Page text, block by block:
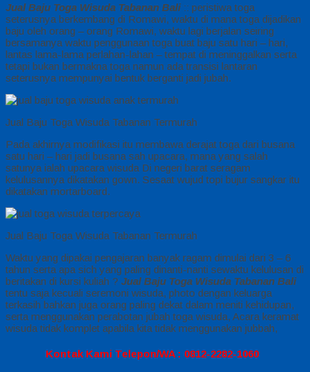
Jual Baju Toga Wisuda Tabanan Bali:: peristiwa toga
seterusnya berkembang di Romawi, waktu di mana toga dijadikan
baju oleh orang – orang Romawi, waktu lagi berjalan seiring
bersamanya waktu penggunaan toga buat baju satu hari – hari,
lantas lama-lama perlahan-lahan – tempat di meninggalkan serta
tetapi bukan bermakna toga namun ada transisi lantaran
seterusnya mempunyai bentuk berganti jadi jubah.
Jual Baju Toga Wisuda Tabanan Termurah
Pada akhirnya modifikasi itu membawa derajat toga dari busana
satu hari – hari jadi busana sah upacara, mana yang salah
satunya ialah upacara wisuda Di negeri barat seragam
kelulusannya dikatakan gown. Sesaat wujud topi bujur sangkar itu
dikatakan mortarboard.
Jual Baju Toga Wisuda Tabanan Termurah
Waktu yang dipakai pengajaran banyak ragam dimulai dari 3 – 6
tahun serta apa sich yang paling dinanti-nanti sewaktu kelulusan di
beritakan di kursi kuliah ? Jual Baju Toga Wisuda Tabanan Bali
tentu saja kecuali seremoni wisuda, photo dengan keluarga
terkasih bahkan juga orang paling dekat dalam meniti kehidupan,
serta menggunakan perabotan jubah toga wisuda, Acara keramat
wisuda tidak komplet apabila kita tidak menggunakan jubbah,
Kontak Kami Telepon/WA : 0812-2282-1060